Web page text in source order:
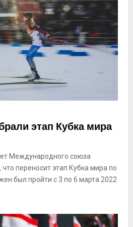
этап Кубка мира
Международного союза
переносит этап Кубка мира по
был пройти с 3 по 6 марта 2022